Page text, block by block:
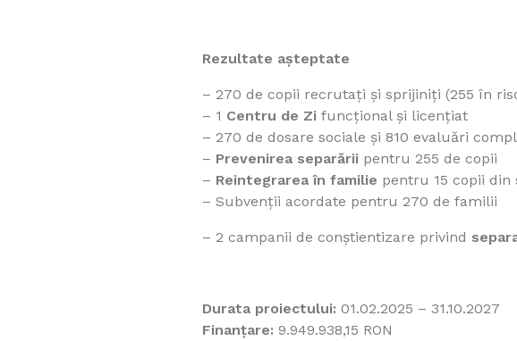
Rezultate așteptate
– 270 de copii recrutați și sprijiniți (255 în
– 1 Centru de Zi funcțional și licențiat
– 270 de dosare sociale și 810 evaluări
– Prevenirea separării pentru 255 de copii
– Reintegrarea în familie pentru 15 copii
– Subvenții acordate pentru 270 de familii
– 2 campanii de conștientizare privind
Durata proiectului: 01.02.2025 – 31.10.2027
Finanțare: 9.949.938,15 RON